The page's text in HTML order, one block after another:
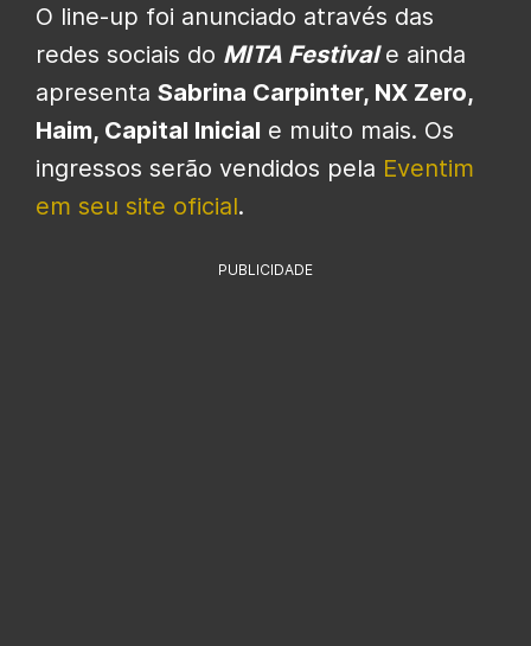
O line-up foi anunciado através das
redes sociais do MITA Festivale ainda
apresenta Sabrina Carpinter, NX Zero,
Haim, Capital Inicial e muito mais. Os
ingressos serão vendidos pela Eventim
em seu site oficial.
PUBLICIDADE